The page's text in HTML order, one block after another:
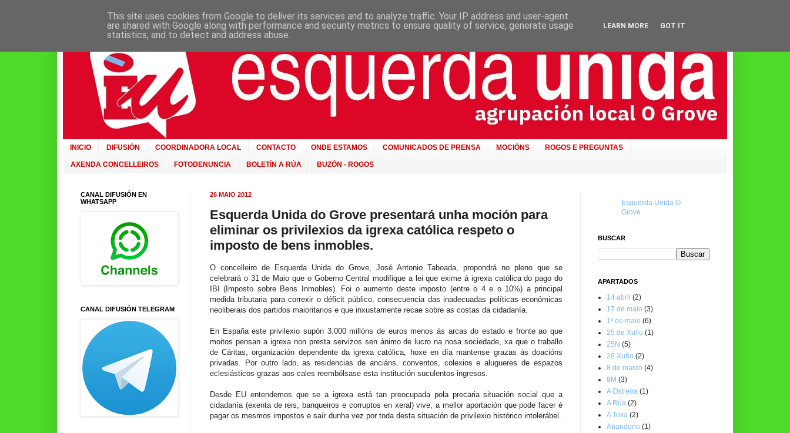
INICIO DIFUSIÓN COORDINADORA LOCAL CONTACTO ONDE ESTAMOS COMUNICADOS DE PRENSA MOCIÓNS ROGOS E PREGUNTAS
AXENDA CONCELLEIROS FOTODENUNCIA BOLETÍN A RÚA BUZÓN - ROGOS
26 MAIO 2012
Esquerda Unida do Grove presentará unha moción para
eliminar os privilexios da igrexa católica respeto o
imposto de bens inmobles.
O concelleiro de Esquerda Unida do Grove, José Antonio Taboada, propondrá no pleno que se
celebrará o 31 de Maio que o Goberno Central modifique a lei que exime á igrexa católica do pago do
IBI (Imposto sobre Bens Inmobles). Foi o aumento deste imposto (entre o 4 e o 10%) a principal
medida tributaria para correxir o déficit público, consecuencia das inadecuadas políticas económicas
neoliberais dos partidos maioritarios e que inxustamente recae sobre as costas da cidadanía.
En España este privilexio supón 3.000 millóns de euros menos ás arcas do estado e fronte ao que
moitos pensan a igrexa non presta servizos sen ánimo de lucro na nosa sociedade, xa que o traballo
de Cáritas, organización dependente da igrexa católica, hoxe en día mantense grazas ás doacións
privadas. Por outro lado, as residencias de anciáns, conventos, colexios e alugueres de espazos
eclesiásticos grazas aos cales reembólsase esta institución suculentos ingresos.
Desde EU entendemos que se a igrexa está tan preocupada pola precaria situación social que a
cidadanía (exenta de reis, banqueiros e corruptos en xeral) vive, a mellor aportación que pode facer é
pagar os mesmos impostos e saír dunha vez por toda desta situación de privilexio histórico intolerábel.
CANAL DIFUSIÓN EN
WHATSAPP
CANAL DIFUSIÓN TELEGRAM
Esquerda Unida O
Grove
BUSCAR
APARTADOS
14 abril (2)
17 de maio (3)
1º de maio (6)
25 de Xullo (1)
25N (5)
28 Xuño (2)
8 de marzo (4)
8M (3)
A Ostreira (1)
A Rúa (2)
A Toxa (2)
Abandono (1)
This site uses cookies from Google to deliver its services and to analyze traffic. Your IP address and user-agent
are shared with Google along with performance and security metrics to ensure quality of service, generate usage
statistics, and to detect and address abuse.
LEARN MORE GOT IT